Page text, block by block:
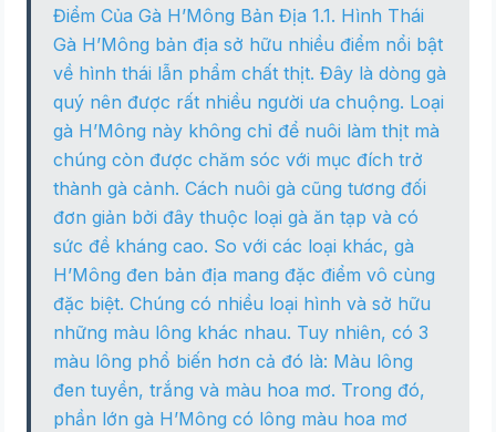
Điểm Của Gà H’Mông Bản Địa 1.1. Hình Thái
Gà H’Mông bản địa sở hữu nhiều điểm nổi bật
về hình thái lẫn phẩm chất thịt. Đây là dòng gà
quý nên được rất nhiều người ưa chuộng. Loại
gà H’Mông này không chỉ để nuôi làm thịt mà
chúng còn được chăm sóc với mục đích trở
thành gà cảnh. Cách nuôi gà cũng tương đối
đơn giản bởi đây thuộc loại gà ăn tạp và có
sức đề kháng cao. So với các loại khác, gà
H’Mông đen bản địa mang đặc điểm vô cùng
đặc biệt. Chúng có nhiều loại hình và sở hữu
những màu lông khác nhau. Tuy nhiên, có 3
màu lông phổ biến hơn cả đó là: Màu lông
đen tuyền, trắng và màu hoa mơ. Trong đó,
phần lớn gà H’Mông có lông màu hoa mơ